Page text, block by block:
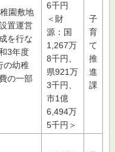
園敷地
置運営
を行な
3年度
の幼稚
の一部
6千円
＜財
源：国
1,267万
8千円、
県921万
3千円、
市1億
6,494万
5千円＞
子
育
て
推
進
課